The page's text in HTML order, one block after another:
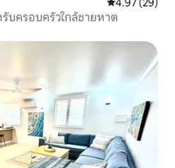
คะแนนเฉลี่ย
4.97 (29)
บครอบครัวใกล้ชายหาด